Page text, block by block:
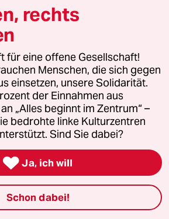
rechts
für eine offene Gesellschaft!
Menschen, die sich gegen
einsetzen, unsere Solidarität.
der Einnahmen aus
„Alles beginnt im Zentrum“ –
bedrohte linke Kulturzentren
Sind Sie dabei?
 Ja, ich will
Schon dabei!